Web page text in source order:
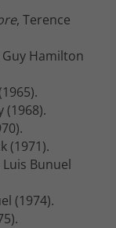
, Terence
Guy Hamilton
(1968).
(1971).
Luis Bunuel
(1974).